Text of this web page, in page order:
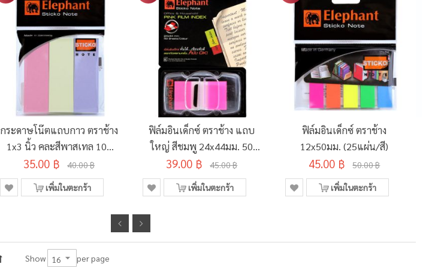
กระดาษโน๊ตแถบกาว ตราช้าง
1x3 นิ้ว คละสีพาสเทล 100
แผ่น
35.00 ฿ 40.00 ฿
เพิ่มในตะกร้า
ฟิล์มอินเด็กซ์ ตราช้าง แถบ
ใหญ่ สีชมพู 24x44มม. 50
แผ่น
39.00 ฿ 45.00 ฿
เพิ่มในตะกร้า
ฟิล์มอินเด็กซ์ ตราช้าง
12x50มม. (25แผ่น/สี)
45.00 ฿ 50.00 ฿
เพิ่มในตะกร้า
Show per page